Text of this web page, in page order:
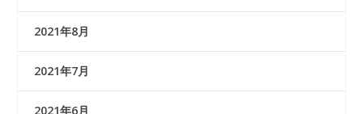
2021年8月
2021年7月
2021年6月